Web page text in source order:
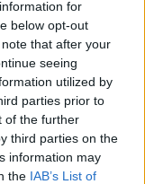
for
below opt-out
that after your
seeing
utilized by
parties prior to
of the further
third parties on the
information may
the IAB’s List of